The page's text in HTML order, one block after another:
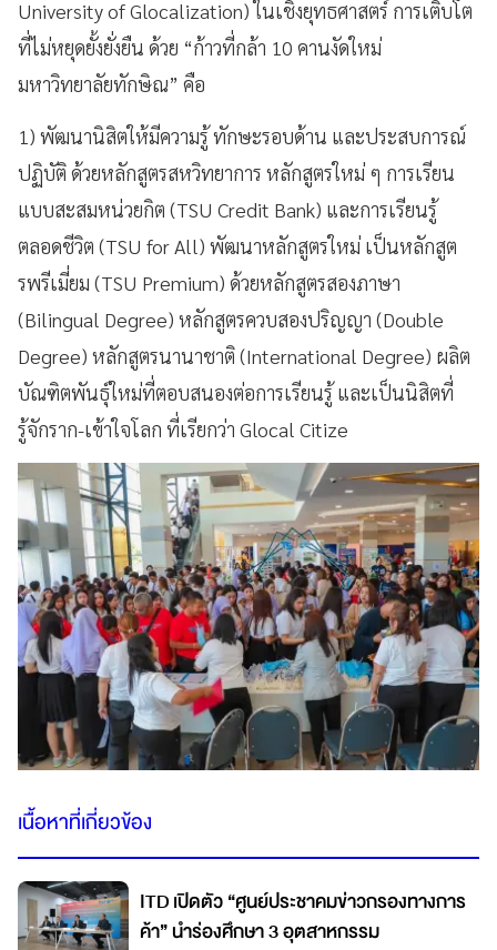
University of Glocalization) ในเชิงยุทธศาสตร์ การเติบโต
ที่ไม่หยุดยั้งยั่งยืน ด้วย “ก้าวที่กล้า 10 คานงัดใหม่
มหาวิทยาลัยทักษิณ” คือ
1) พัฒนานิสิตให้มีความรู้ ทักษะรอบด้าน และประสบการณ์
ปฏิบัติ ด้วยหลักสูตรสหวิทยาการ หลักสูตรใหม่ ๆ การเรียน
แบบสะสมหน่วยกิต (TSU Credit Bank) และการเรียนรู้
ตลอดชีวิต (TSU for All) พัฒนาหลักสูตรใหม่ เป็นหลักสูต
รพรีเมี่ยม (TSU Premium) ด้วยหลักสูตรสองภาษา
(Bilingual Degree) หลักสูตรควบสองปริญญา (Double
Degree) หลักสูตรนานาชาติ (International Degree) ผลิต
บัณฑิตพันธุ์ใหม่ที่ตอบสนองต่อการเรียนรู้ และเป็นนิสิตที่
รู้จักราก-เข้าใจโลก ที่เรียกว่า Glocal Citize
เนื้อหาที่เกี่ยวข้อง
ITD เปิดตัว “ศูนย์ประชาคมข่าวกรองทางการ
ค้า” นำร่องศึกษา 3 อุตสาหกรรม